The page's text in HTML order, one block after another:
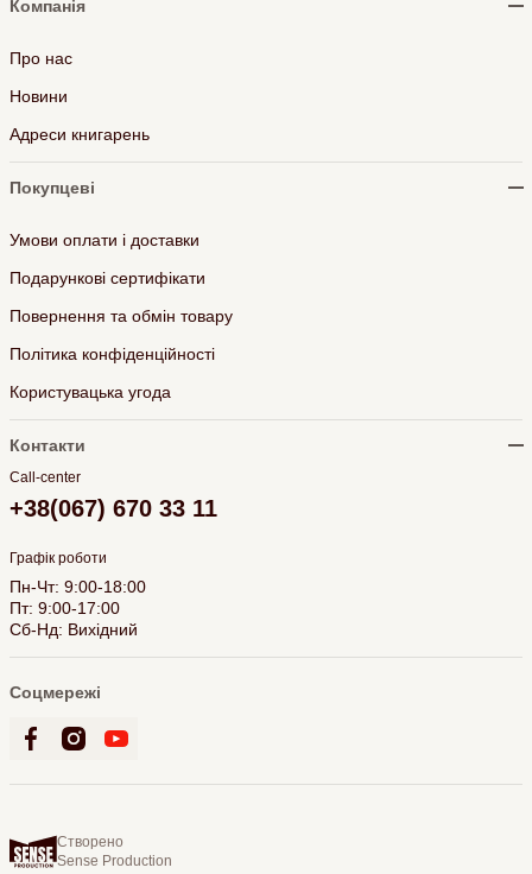
Компанія
Про нас
Новини
Адреси книгарень
Покупцеві
Умови оплати і доставки
Подарункові сертифікати
Повернення та обмін товару
Політика конфіденційності
Користувацька угода
Контакти
Call-center
+38(067) 670 33 11
Графік роботи
Пн-Чт: 9:00-18:00
Пт: 9:00-17:00
Сб-Нд: Вихідний
Соцмережі
Створено
Sense Production